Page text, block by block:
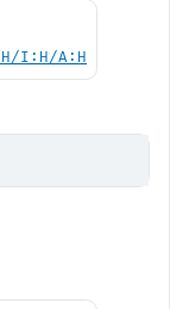
I:H/A:H